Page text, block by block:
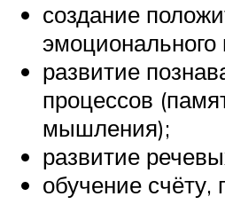
создание
эмоционального
развитие
процессов
мышления);
развитие
обучение счёту,